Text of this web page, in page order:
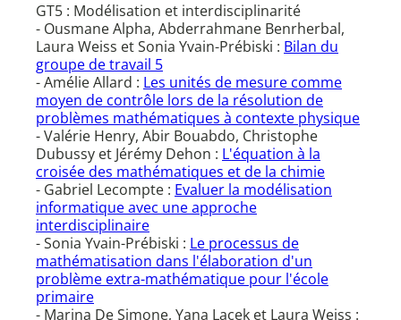
GT5 : Modélisation et interdisciplinarité
- Ousmane Alpha, Abderrahmane Benrherbal,
Laura Weiss et Sonia Yvain-Prébiski : Bilan du
groupe de travail 5
- Amélie Allard : Les unités de mesure comme
moyen de contrôle lors de la résolution de
problèmes mathématiques à contexte physique
- Valérie Henry, Abir Bouabdo, Christophe
Dubussy et Jérémy Dehon : L'équation à la
croisée des mathématiques et de la chimie
- Gabriel Lecompte : Evaluer la modélisation
informatique avec une approche
interdisciplinaire
- Sonia Yvain-Prébiski : Le processus de
mathématisation dans l'élaboration d'un
problème extra-mathématique pour l'école
primaire
- Marina De Simone, Yana Lacek et Laura Weiss :